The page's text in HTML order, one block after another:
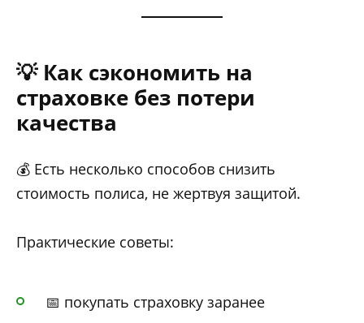
💡 Как сэкономить на
страховке без потери
качества
💰 Есть несколько способов снизить
стоимость полиса, не жертвуя защитой.
Практические советы:
📅 покупать страховку заранее